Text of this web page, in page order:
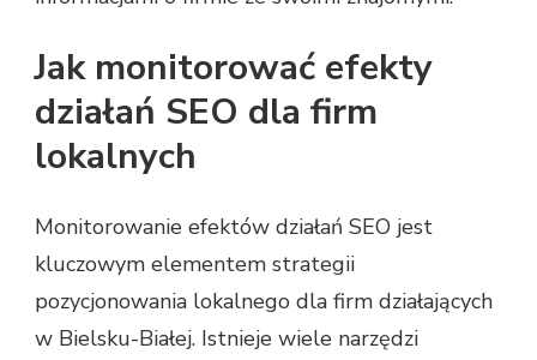
Jak monitorować efekty
działań SEO dla firm
lokalnych
Monitorowanie efektów działań SEO jest
kluczowym elementem strategii
pozycjonowania lokalnego dla firm działających
w Bielsku-Białej. Istnieje wiele narzędzi